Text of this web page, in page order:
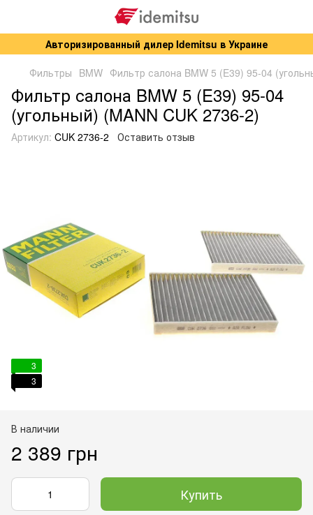
Авторизированный дилер Idemitsu в Украине
Фильтры BMW Фильтр салона BMW 5 (E39) 95-04
Фильтр салона BMW 5 (E39) 95-04
(угольный) (MANN CUK 2736-2)
Артикул: CUK 2736-2 Оставить отзыв
3
3
В наличии
2 389 грн
Купить